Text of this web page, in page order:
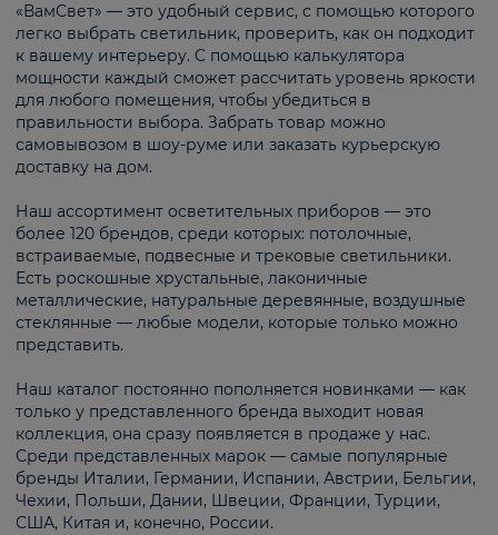
«ВамСвет» — это удобный сервис, с помощью которого
легко выбрать светильник, проверить, как он подходит
к вашему интерьеру. С помощью калькулятора
мощности каждый сможет рассчитать уровень яркости
для любого помещения, чтобы убедиться в
правильности выбора. Забрать товар можно
самовывозом в шоу-руме или заказать курьерскую
доставку на дом.
Наш ассортимент осветительных приборов — это
более 120 брендов, среди которых: потолочные,
встраиваемые, подвесные и трековые светильники.
Есть роскошные хрустальные, лаконичные
металлические, натуральные деревянные, воздушные
стеклянные — любые модели, которые только можно
представить.
Наш каталог постоянно пополняется новинками — как
только у представленного бренда выходит новая
коллекция, она сразу появляется в продаже у нас.
Среди представленных марок — самые популярные
бренды Италии, Германии, Испании, Австрии, Бельгии,
Чехии, Польши, Дании, Швеции, Франции, Турции,
США, Китая и, конечно, России.